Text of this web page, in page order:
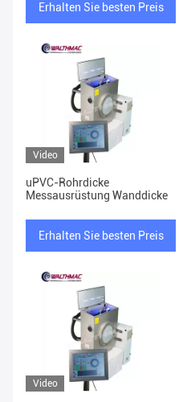
Erhalten Sie besten Preis
Video
uPVC-Rohrdicke
Messausrüstung Wanddicke
Erhalten Sie besten Preis
Video